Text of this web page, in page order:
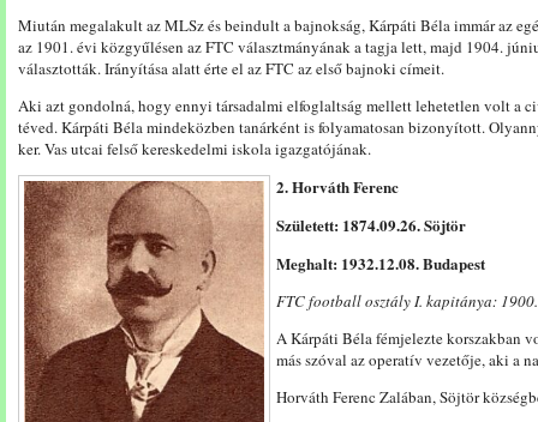
Miután megalakult az MLSz és beindult a bajnokság, Kárpáti Béla immár az
az 1901. évi közgyűlésen az FTC választmányának a tagja lett, majd 1904.
választották. Irányítása alatt érte el az FTC az első bajnoki címeit.
Aki azt gondolná, hogy ennyi társadalmi elfoglaltság mellett lehetetlen volt a
téved. Kárpáti Béla mindeközben tanárként is folyamatosan bizonyított.
ker. Vas utcai felső kereskedelmi iskola igazgatójának.
2. Horváth Ferenc
Született: 1874.09.26. Söjtör
Meghalt: 1932.12.08. Budapest
FTC football osztály I. kapitánya:
A Kárpáti Béla fémjelezte korszakban
más szóval az operatív vezetője, aki a
Horváth Ferenc Zalában, Söjtör